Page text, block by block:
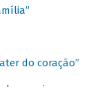
do coração”